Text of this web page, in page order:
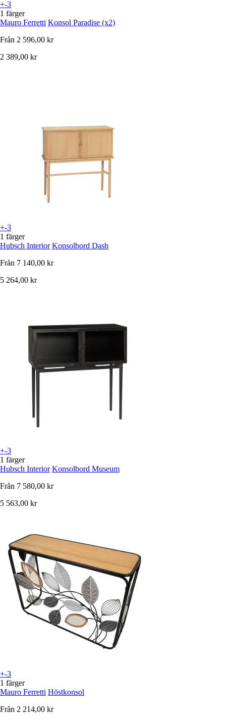
+-3
1 färger
Mauro Ferretti Konsol Paradise (x2)
Från 2 596,00 kr
2 389,00 kr
+-3
1 färger
Hubsch Interior Konsolbord Dash
Från 7 140,00 kr
5 264,00 kr
+-3
1 färger
Hubsch Interior Konsolbord Museum
Från 7 580,00 kr
5 563,00 kr
+-3
1 färger
Mauro Ferretti Höstkonsol
Från 2 214,00 kr